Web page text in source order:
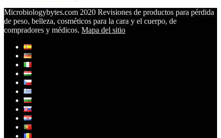
Microbiologybytes.com 2020 Revisiones de productos para pérdida
de peso, belleza, cosméticos para la cara y el cuerpo, de
compradores y médicos. Mapa del sitio